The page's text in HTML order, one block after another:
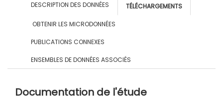
DESCRIPTION DES DONNÉES TÉLÉCHARGEMENTS
OBTENIR LES MICRODONNÉES
PUBLICATIONS CONNEXES
ENSEMBLES DE DONNÉES ASSOCIÉS
Documentation de l'étude